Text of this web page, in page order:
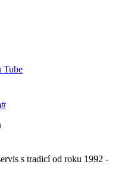
s tradicí od roku 1992 -